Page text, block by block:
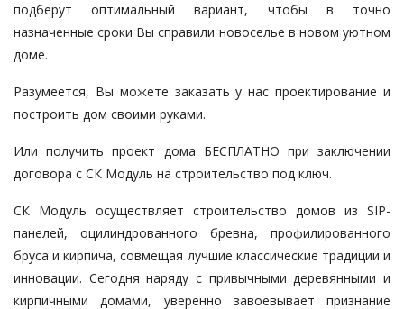
подберут оптимальный вариант, чтобы в точно
назначенные сроки Вы справили новоселье в новом уютном
доме.
Разумеется, Вы можете заказать у нас проектирование и
построить дом своими руками.
Или получить проект дома БЕСПЛАТНО при заключении
договора с СК Модуль на строительство под ключ.
СК Модуль осуществляет строительство домов из SIP-
панелей, оцилиндрованного бревна, профилированного
бруса и кирпича, совмещая лучшие классические традиции и
инновации. Сегодня наряду с привычными деревянными и
кирпичными домами, уверенно завоевывает признание